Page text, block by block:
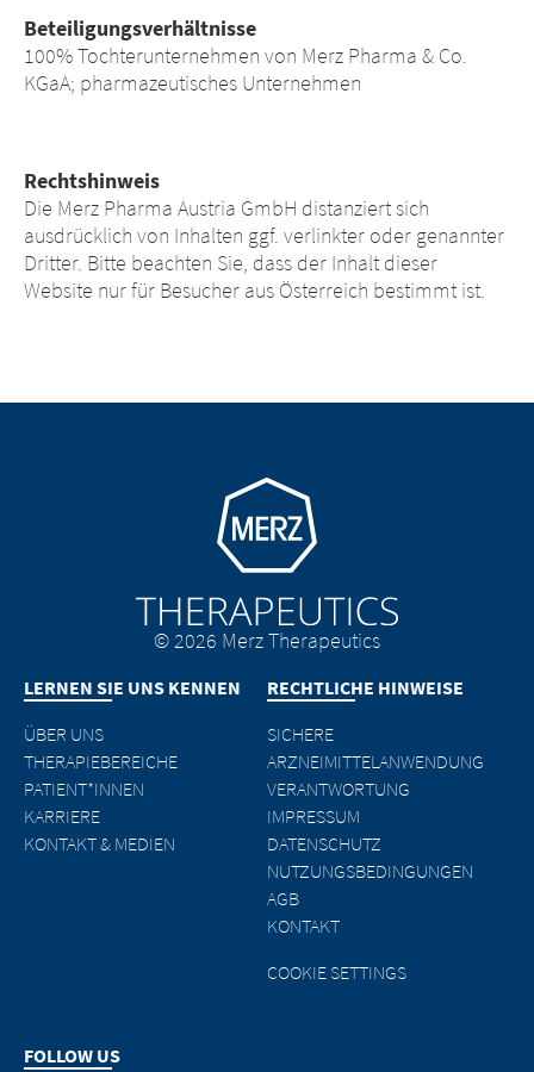
Beteiligungsverhältnisse
100% Tochterunternehmen von Merz Pharma & Co.
KGaA; pharmazeutisches Unternehmen
Rechtshinweis
Die Merz Pharma Austria GmbH distanziert sich
ausdrücklich von Inhalten ggf. verlinkter oder genannter
Dritter. Bitte beachten Sie, dass der Inhalt dieser
Website nur für Besucher aus Österreich bestimmt ist.
Go to homepage
© 2026 Merz Therapeutics
LERNEN SIE UNS KENNEN
ÜBER UNS
THERAPIEBEREICHE
PATIENT*INNEN
KARRIERE
KONTAKT & MEDIEN
RECHTLICHE HINWEISE
SICHERE
ARZNEIMITTELANWENDUNG
VERANTWORTUNG
IMPRESSUM
DATENSCHUTZ
NUTZUNGSBEDINGUNGEN
AGB
KONTAKT
COOKIE SETTINGS
FOLLOW US